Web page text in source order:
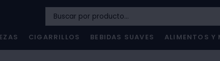
CIGARRILLOS BEBIDAS SUAVES ALIMENTOS Y